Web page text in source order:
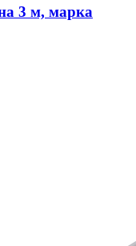
3 м, марка